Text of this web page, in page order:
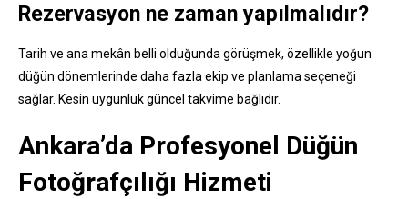
Rezervasyon ne zaman yapılmalıdır?
Tarih ve ana mekân belli olduğunda görüşmek, özellikle yoğun
düğün dönemlerinde daha fazla ekip ve planlama seçeneği
sağlar. Kesin uygunluk güncel takvime bağlıdır.
Ankara’da Profesyonel Düğün
Fotoğrafçılığı Hizmeti